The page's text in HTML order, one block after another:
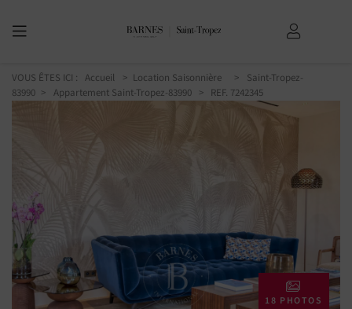
VOUS ÊTES ICI : Accueil Location Saisonnière
Saint-Tropez-
83990
Appartement Saint-Tropez-83990 > REF. 7242345
18 PHOTOS